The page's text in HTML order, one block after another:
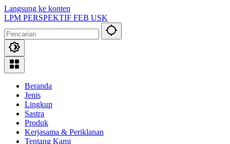
Langsung ke konten
LPM PERSPEKTIF FEB USK
Beranda
Jenis
Lingkup
Sastra
Produk
Kerjasama & Periklanan
Tentang Kami